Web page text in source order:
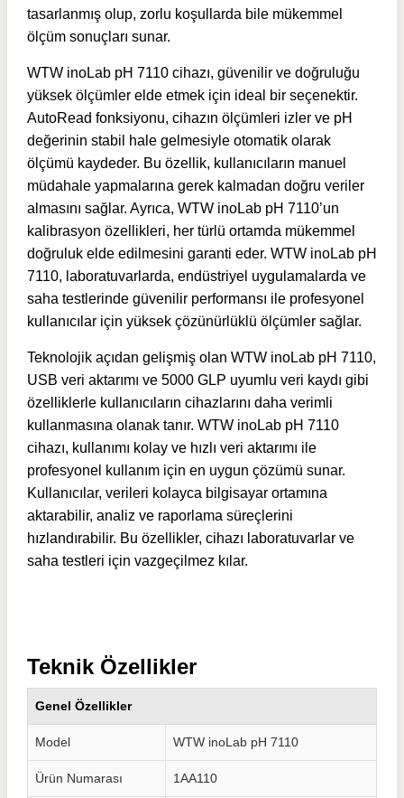
tasarlanmış olup, zorlu koşullarda bile mükemmel
ölçüm sonuçları sunar.
WTW inoLab pH 7110 cihazı, güvenilir ve doğruluğu
yüksek ölçümler elde etmek için ideal bir seçenektir.
AutoRead fonksiyonu, cihazın ölçümleri izler ve pH
değerinin stabil hale gelmesiyle otomatik olarak
ölçümü kaydeder. Bu özellik, kullanıcıların manuel
müdahale yapmalarına gerek kalmadan doğru veriler
almasını sağlar. Ayrıca, WTW inoLab pH 7110’un
kalibrasyon özellikleri, her türlü ortamda mükemmel
doğruluk elde edilmesini garanti eder. WTW inoLab pH
7110, laboratuvarlarda, endüstriyel uygulamalarda ve
saha testlerinde güvenilir performansı ile profesyonel
kullanıcılar için yüksek çözünürlüklü ölçümler sağlar.
Teknolojik açıdan gelişmiş olan WTW inoLab pH 7110,
USB veri aktarımı ve 5000 GLP uyumlu veri kaydı gibi
özelliklerle kullanıcıların cihazlarını daha verimli
kullanmasına olanak tanır. WTW inoLab pH 7110
cihazı, kullanımı kolay ve hızlı veri aktarımı ile
profesyonel kullanım için en uygun çözümü sunar.
Kullanıcılar, verileri kolayca bilgisayar ortamına
aktarabilir, analiz ve raporlama süreçlerini
hızlandırabilir. Bu özellikler, cihazı laboratuvarlar ve
saha testleri için vazgeçilmez kılar.
Teknik Özellikler
Genel Özellikler
Model WTW inoLab pH 7110
Ürün Numarası 1AA110